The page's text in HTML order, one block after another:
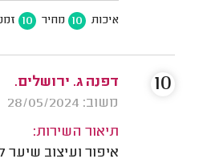
איכות 10 מחיר 10
דפנה ג. ירושלים.
משוב: 28/05/2024
תיאור השירות:
איפור ועיצוב שיער
10